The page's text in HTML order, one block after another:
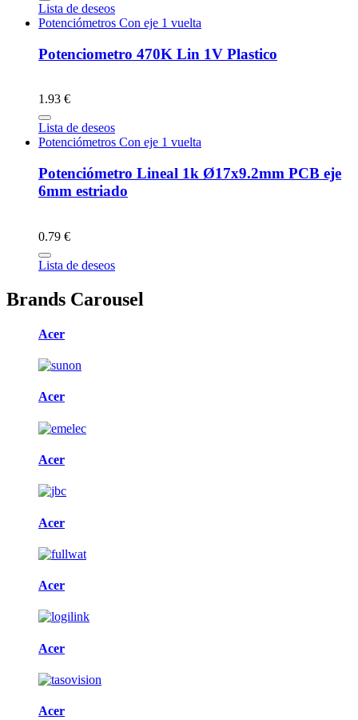
Lista de deseos
Potenciómetros Con eje 1 vuelta
Potenciometro 470K Lin 1V Plastico
1.93 €
Lista de deseos
Potenciómetros Con eje 1 vuelta
Potenciómetro Lineal 1k Ø17x9.2mm PCB eje
6mm estriado
0.79 €
Lista de deseos
Brands Carousel
Acer
Acer
Acer
Acer
Acer
Acer
Acer